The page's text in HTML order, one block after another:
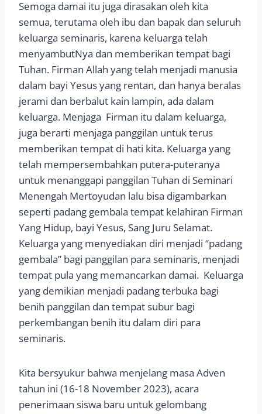
Semoga damai itu juga dirasakan oleh kita
semua, terutama oleh ibu dan bapak dan seluruh
keluarga seminaris, karena keluarga telah
menyambutNya dan memberikan tempat bagi
Tuhan. Firman Allah yang telah menjadi manusia
dalam bayi Yesus yang rentan, dan hanya beralas
jerami dan berbalut kain lampin, ada dalam
keluarga. Menjaga Firman itu dalam keluarga,
juga berarti menjaga panggilan untuk terus
memberikan tempat di hati kita. Keluarga yang
telah mempersembahkan putera-puteranya
untuk menanggapi panggilan Tuhan di Seminari
Menengah Mertoyudan lalu bisa digambarkan
seperti padang gembala tempat kelahiran Firman
Yang Hidup, bayi Yesus, Sang Juru Selamat.
Keluarga yang menyediakan diri menjadi “padang
gembala” bagi panggilan para seminaris, menjadi
tempat pula yang memancarkan damai. Keluarga
yang demikian menjadi padang terbuka bagi
benih panggilan dan tempat subur bagi
perkembangan benih itu dalam diri para
seminaris.
Kita bersyukur bahwa menjelang masa Adven
tahun ini (16-18 November 2023), acara
penerimaan siswa baru untuk gelombang